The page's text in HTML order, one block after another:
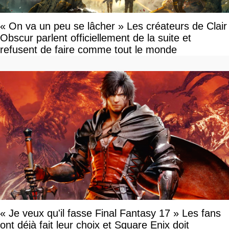
« On va un peu se lâcher » Les créateurs de Clair
Obscur parlent officiellement de la suite et
refusent de faire comme tout le monde
« Je veux qu'il fasse Final Fantasy 17 » Les fans
ont déjà fait leur choix et Square Enix doit